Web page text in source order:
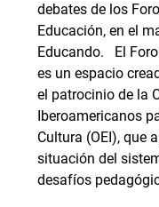
debates de los
Educación, en el
Educando. El
es un espacio
el patrocinio de la
Iberoamericanos
Cultura (OEI), que
situación del
desafíos